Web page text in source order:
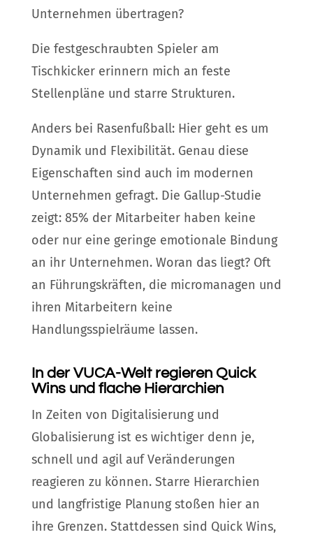
Unternehmen übertragen?
Die festgeschraubten Spieler am
Tischkicker erinnern mich an feste
Stellenpläne und starre Strukturen.
Anders bei Rasenfußball: Hier geht es um
Dynamik und Flexibilität. Genau diese
Eigenschaften sind auch im modernen
Unternehmen gefragt. Die Gallup-Studie
zeigt: 85% der Mitarbeiter haben keine
oder nur eine geringe emotionale Bindung
an ihr Unternehmen. Woran das liegt? Oft
an Führungskräften, die micromanagen und
ihren Mitarbeitern keine
Handlungsspielräume lassen.
In der VUCA-Welt regieren Quick
Wins und flache Hierarchien
In Zeiten von Digitalisierung und
Globalisierung ist es wichtiger denn je,
schnell und agil auf Veränderungen
reagieren zu können. Starre Hierarchien
und langfristige Planung stoßen hier an
ihre Grenzen. Stattdessen sind Quick Wins,